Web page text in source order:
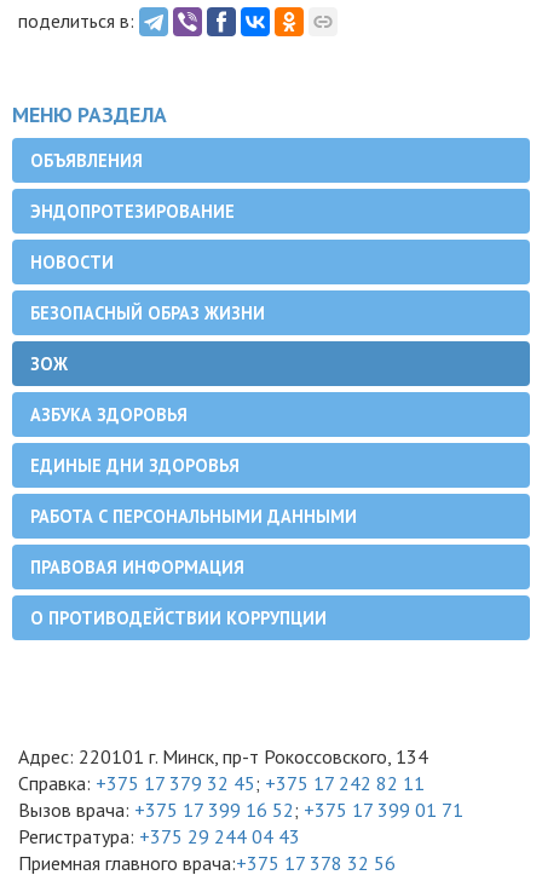
поделиться в:
МЕНЮ РАЗДЕЛА
ОБЪЯВЛЕНИЯ
ЭНДОПРОТЕЗИРОВАНИЕ
НОВОСТИ
БЕЗОПАСНЫЙ ОБРАЗ ЖИЗНИ
ЗОЖ
АЗБУКА ЗДОРОВЬЯ
ЕДИНЫЕ ДНИ ЗДОРОВЬЯ
РАБОТА С ПЕРСОНАЛЬНЫМИ ДАННЫМИ
ПРАВОВАЯ ИНФОРМАЦИЯ
О ПРОТИВОДЕЙСТВИИ КОРРУПЦИИ
Адрес: 220101 г. Минск, пр-т Рокоссовского, 134
Справка: +375 17 379 32 45; +375 17 242 82 11
Вызов врача: +375 17 399 16 52; +375 17 399 01 71
Регистратура: +375 29 244 04 43
Приемная главного врача:+375 17 378 32 56